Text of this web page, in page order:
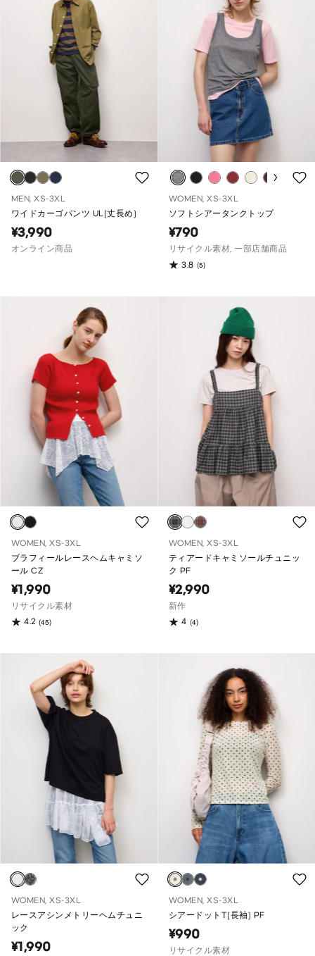
MEN, XS-3XL
ワイドカーゴパンツ UL(丈長め)
¥3,990
オンライン商品
WOMEN, XS-3XL
ソフトシアータンクトップ
¥790
リサイクル素材, 一部店舗商品
3.8 (5)
WOMEN, XS-3XL
ブラフィールレースヘムキャミソ
ール CZ
¥1,990
リサイクル素材
4.2 (45)
WOMEN, XS-3XL
ティアードキャミソールチュニッ
ク PF
¥2,990
新作
4 (4)
WOMEN, XS-3XL
レースアシンメトリーヘムチュニ
ック
¥1,990
WOMEN, XS-3XL
シアードットT(長袖) PF
¥990
リサイクル素材